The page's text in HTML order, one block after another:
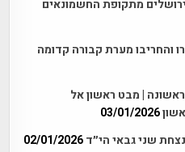
מתקופת החשמונאים
והחריבו מערת קבורה קדומה
| מבט ראשון אל
03/01/2026
שני גבאי הי״ד 02/01/2026